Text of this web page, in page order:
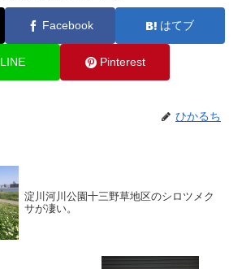
Facebook はてブ
LINE Pinterest
ひかるち
淀川河川公園十三野草地区のシロツメク
サが凄い。